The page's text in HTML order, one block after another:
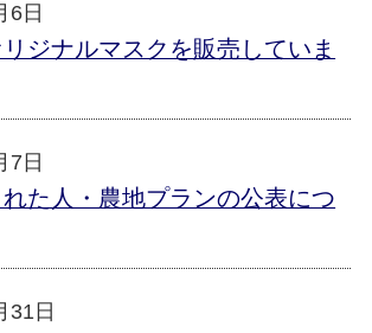
6日
ジナルマスクを販売していま
7日
た人・農地プランの公表につ
31日